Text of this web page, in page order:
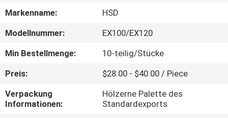
ÜBER
UNS
FABRIK-
AUSFLUG
QUALITÄTSKONTROLLE
Markenname:
HSD
Modellnummer:
EX100/EX120
Min Bestellmenge:
10-teilig/Stücke
Preis:
$28.00 - $40.00 / Piece
Verpackung
Informationen:
Hölzerne Palette des
Standardexports